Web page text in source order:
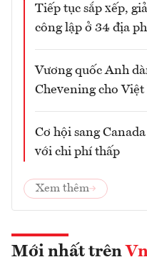
Tiếp tục sắp xếp,
công lập ở 34 địa
Vương quốc Anh
Chevening cho
Cơ hội sang
với chi phí thấp
Xem thêm
Mới nhất trên